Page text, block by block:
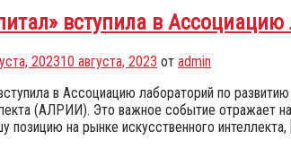
вступила в
202310 августа, 2023 от admin
в Ассоциацию лабораторий по
(АЛРИИ). Это важное событие отражает
позицию на рынке искусственного интеллекта,